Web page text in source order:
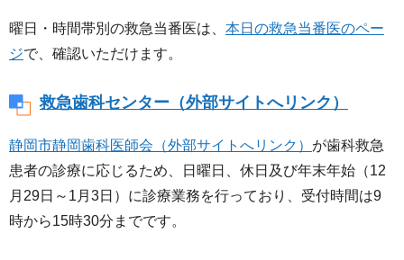
曜日・時間帯別の救急当番医は、 本日の救急当番医のペー
ジで、確認いただけます。
救急歯科センター（外部サイトへリンク）
静岡市静岡歯科医師会（外部サイトへリンク） が歯科救急
患者の診療に応じるため、日曜日、休日及び年末年始（12
月29日～1月3日）に診療業務を行っており、受付時間は9
時から15時30分までです。